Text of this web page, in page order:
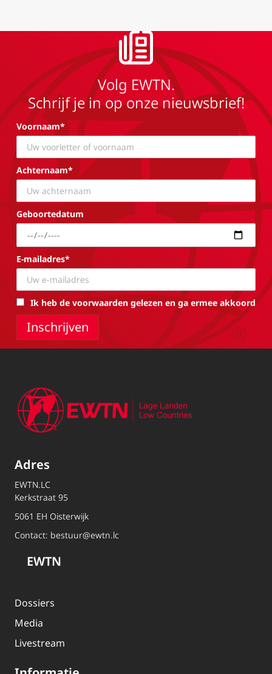
Volg EWTN.
Schrijf je in op onze nieuwsbrief!
Voornaam*
Achternaam*
Geboortedatum
E-mailadres*
Ik heb de voorwaarden gelezen en ga ermee akkoord
Adres
EWTN.LC
Kerkstraat 95
5061 EH Oisterwijk
Contact: bestuur@ewtn.lc
EWTN
Dossiers
Media
Livestream